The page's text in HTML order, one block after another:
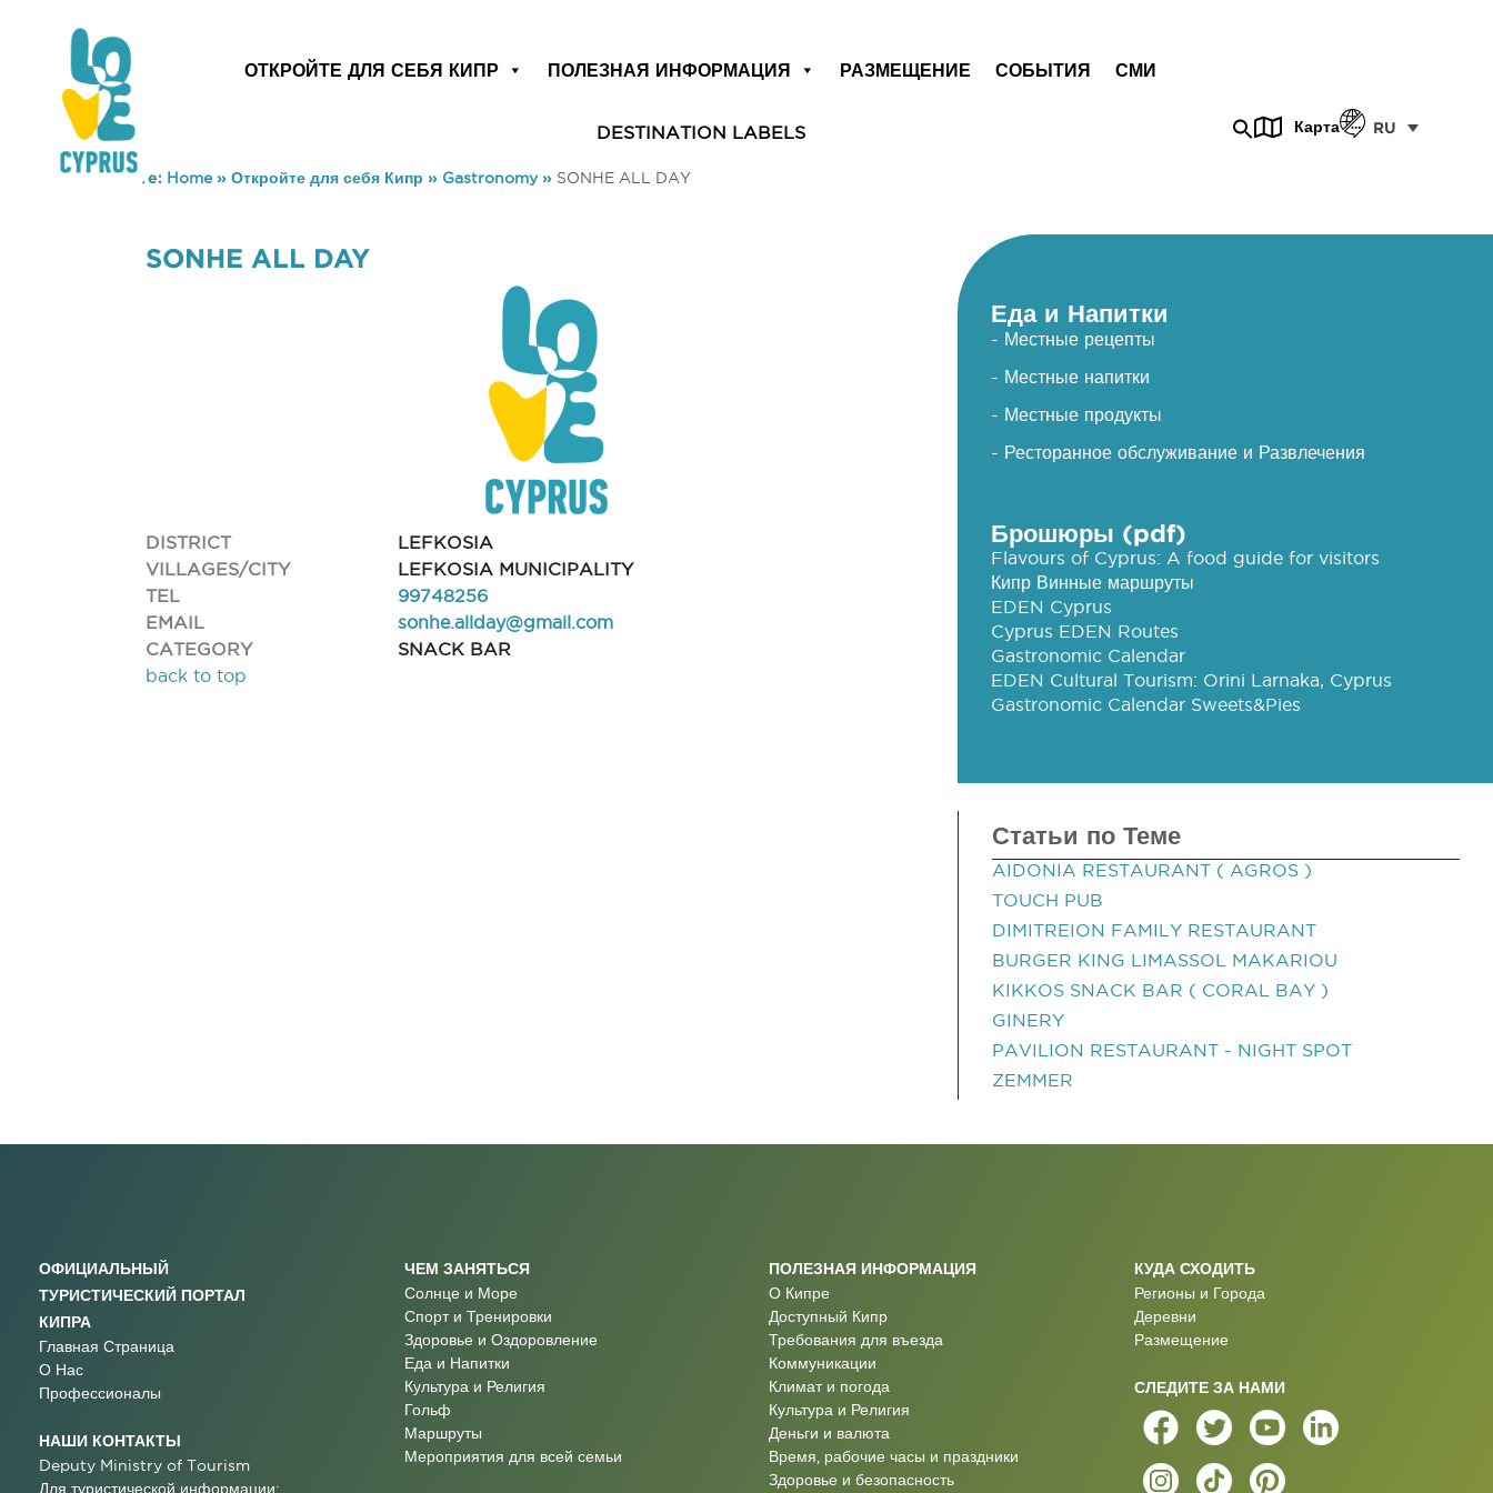
ОТКРОЙТЕ ДЛЯ СЕБЯ КИПР ПОЛЕЗНАЯ ИНФОРМАЦИЯ РАЗМЕЩЕНИЕ СОБЫТИЯ СМИ
DESTINATION LABELS Карта RU
You are here: Home» Откройте для себя Кипр » Gastronomy» SONHE ALL DAY
SONHE ALL DAY
DISTRICT
LEFKOSIA
VILLAGES/CITY
LEFKOSIA MUNICIPALITY
TEL
99748256
EMAIL
sonhe.allday@gmail.com
CATEGORY
SNACK BAR
back to top
Еда и Напитки
- Местные рецепты
- Местные напитки
- Местные продукты
- Ресторанное обслуживание и Развлечения
Брошюры (pdf)
Flavours of Cyprus: A food guide for visitors
Кипр Винные маршруты
EDEN Cyprus
Cyprus EDEN Routes
Gastronomic Calendar
EDEN Cultural Tourism: Orini Larnaka, Cyprus
Gastronomic Calendar Sweets&Pies
Статьи по Теме
AIDONIA RESTAURANT ( AGROS )
TOUCH PUB
DIMITREION FAMILY RESTAURANT
BURGER KING LIMASSOL MAKARIOU
KIKKOS SNACK BAR ( CORAL BAY )
GINERY
PAVILION RESTAURANT - NIGHT SPOT
ZEMMER
ОФИЦИАЛЬНЫЙ
ТУРИСТИЧЕСКИЙ ПОРТАЛ
КИПРА
Главная Страница
О Нас
Профессионалы
НАШИ КОНТАКТЫ
Deputy Ministry of Tourism
Для туристической информации:
ЧЕМ ЗАНЯТЬСЯ
Солнце и Море
Спорт и Тренировки
Здоровье и Оздоровление
Еда и Напитки
Культура и Религия
Гольф
Маршруты
Мероприятия для всей семьи
ПОЛЕЗНАЯ ИНФОРМАЦИЯ
О Кипре
Доступный Кипр
Требования для въезда
Коммуникации
Климат и погода
Культура и Религия
Деньги и валюта
Время, рабочие часы и праздники
Здоровье и безопасность
КУДА СХОДИТЬ
Регионы и Города
Деревни
Размещение
СЛЕДИТЕ ЗА НАМИ